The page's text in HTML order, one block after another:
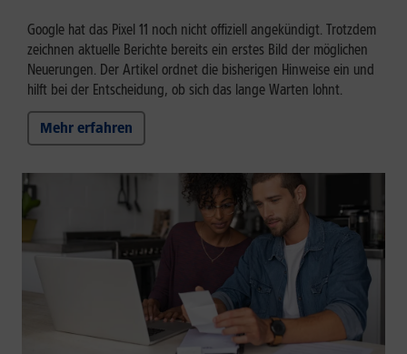
Google hat das Pixel 11 noch nicht offiziell angekündigt. Trotzdem
zeichnen aktuelle Berichte bereits ein erstes Bild der möglichen
Neuerungen. Der Artikel ordnet die bisherigen Hinweise ein und
hilft bei der Entscheidung, ob sich das lange Warten lohnt.
Mehr erfahren